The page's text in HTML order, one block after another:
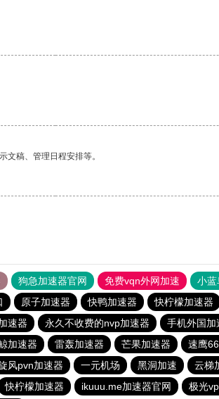
文稿、管理日程安排等。
狗急加速器官网 免费vqn外网加速 小蓝
原子加速器 快鸭加速器 快柠檬加速器
速器 永久不收费的nvp加速器 手机外国加
加速器 雷轰加速器 芒果加速器 速鹰
风pvn加速器 一元机场 黑洞加速 云梯
快柠檬加速器 ikuuu.me加速器官网 极光